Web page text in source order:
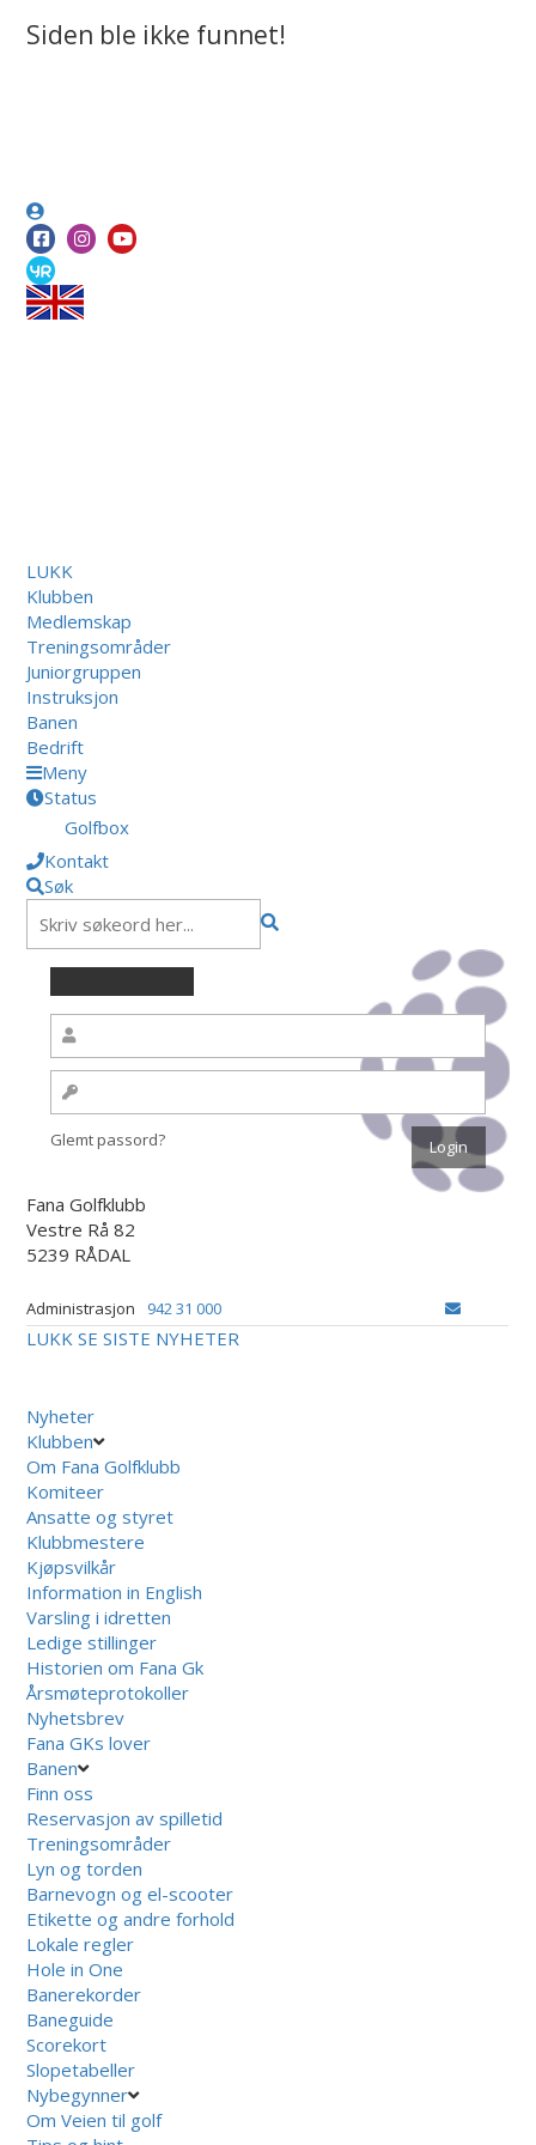
Siden ble ikke funnet!
LUKK
Klubben
Medlemskap
Treningsområder
Juniorgruppen
Instruksjon
Banen
Bedrift
Meny
Status
Golfbox
Kontakt
Søk
Glemt passord?
Fana Golfklubb
Vestre Rå 82
5239 RÅDAL
Administrasjon 942 31 000
LUKK SE SISTE NYHETER
Nyheter
Klubben
Om Fana Golfklubb
Komiteer
Ansatte og styret
Klubbmestere
Kjøpsvilkår
Information in English
Varsling i idretten
Ledige stillinger
Historien om Fana Gk
Årsmøteprotokoller
Nyhetsbrev
Fana GKs lover
Banen
Finn oss
Reservasjon av spilletid
Treningsområder
Lyn og torden
Barnevogn og el-scooter
Etikette og andre forhold
Lokale regler
Hole in One
Banerekorder
Baneguide
Scorekort
Slopetabeller
Nybegynner
Om Veien til golf